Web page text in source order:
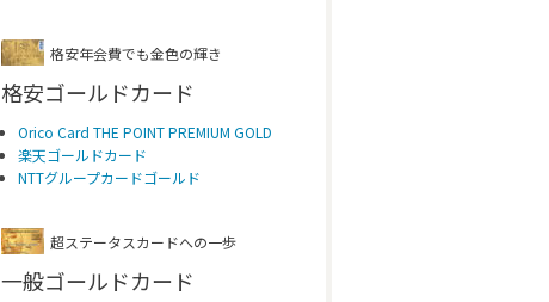
格安年会費でも金色の輝き
格安ゴールドカード
Orico Card THE POINT PREMIUM GOLD
楽天ゴールドカード
NTTグループカードゴールド
超ステータスカードへの一歩
一般ゴールドカード